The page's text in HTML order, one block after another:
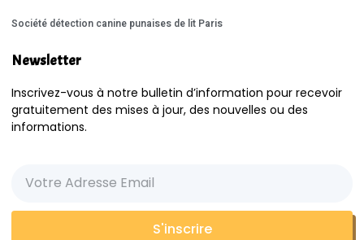
Société détection canine punaises de lit Paris
Newsletter
Inscrivez-vous à notre bulletin d’information pour recevoir
gratuitement des mises à jour, des nouvelles ou des
informations.
S'inscrire